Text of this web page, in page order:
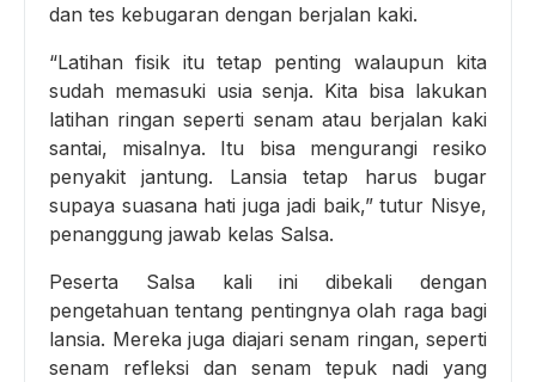
dan tes kebugaran dengan berjalan kaki.
“Latihan fisik itu tetap penting walaupun kita
sudah memasuki usia senja. Kita bisa lakukan
latihan ringan seperti senam atau berjalan kaki
santai, misalnya. Itu bisa mengurangi resiko
penyakit jantung. Lansia tetap harus bugar
supaya suasana hati juga jadi baik,” tutur Nisye,
penanggung jawab kelas Salsa.
Peserta Salsa kali ini dibekali dengan
pengetahuan tentang pentingnya olah raga bagi
lansia. Mereka juga diajari senam ringan, seperti
senam refleksi dan senam tepuk nadi yang